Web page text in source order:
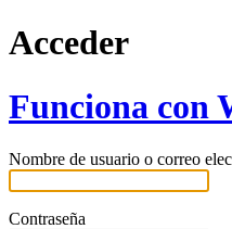
Acceder
Funciona con
Nombre de usuario o correo
Contraseña